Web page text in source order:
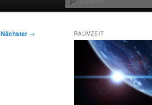
Nächster → RAUMZEIT